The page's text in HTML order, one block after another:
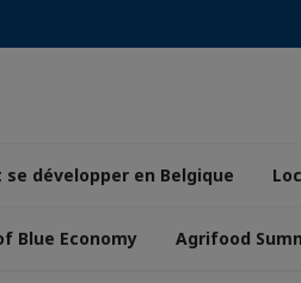
développer en Belgique
Blue Economy Agrifood